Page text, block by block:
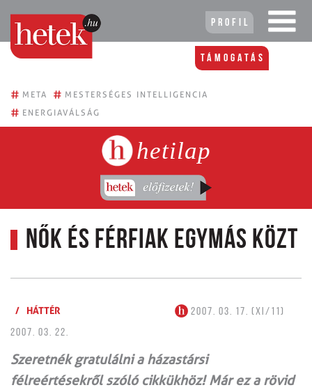
Profil
Támogatás
# META # MESTERSÉGES INTELLIGENCIA
# ENERGIAVÁLSÁG
hetilap
Nők és férfiak egymás közt
/ HÁTTÉR
2007. 03. 17. (XI/11)
2007. 03. 22.
Szeretnék gratulálni a házastársi
félreértésekről szóló cikkükhöz! Már ez a rövid